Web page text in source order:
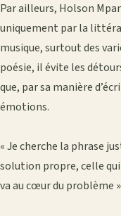
‎Par ailleurs, Holson
uniquement par la
musique, surtout des
poésie, il évite les
que, par sa manière
émotions.
‎« Je cherche la phrase
solution propre, celle
va au cœur du problème